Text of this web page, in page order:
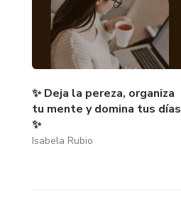
✨ Deja la pereza, organiza
tu mente y domina tus días
✨
Isabela Rubio